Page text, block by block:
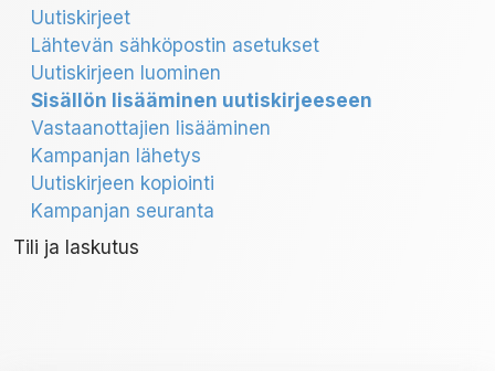
Uutiskirjeet
Lähtevän sähköpostin asetukset
Uutiskirjeen luominen
Sisällön lisääminen uutiskirjeeseen
Vastaanottajien lisääminen
Kampanjan lähetys
Uutiskirjeen kopiointi
Kampanjan seuranta
Tili ja laskutus